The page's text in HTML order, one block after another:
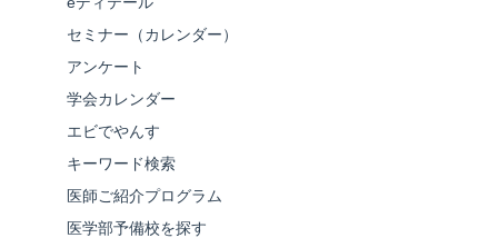
セミナー（カレンダー）
アンケート
学会カレンダー
エビでやんす
キーワード検索
医師ご紹介プログラム
医学部予備校を探す